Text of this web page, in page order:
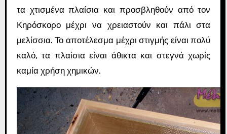
τα χτισμένα πλαίσια και προσβληθούν από τον
Κηρόσκορο μέχρι να χρειαστούν και πάλι στα
μελίσσια. Το αποτέλεσμα μέχρι στιγμής είναι πολύ
καλό, τα πλαίσια είναι άθικτα και στεγνά χωρίς
καμία χρήση χημικών.